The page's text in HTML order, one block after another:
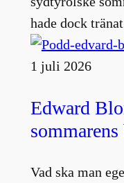
hade dock
1 juli 2026
Edward
Vad ska man